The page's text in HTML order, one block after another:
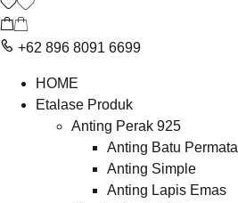
+62 896 8091 6699
HOME
Etalase Produk
Anting Perak 925
Anting Batu Permata
Anting Simple
Anting Lapis Emas